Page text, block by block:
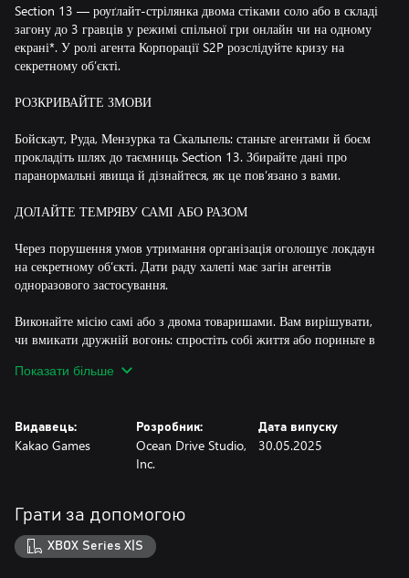
Section 13 — роуґлайт-стрілянка двома стіками соло або в складі
загону до 3 гравців у режимі спільної гри онлайн чи на одному
екрані*. У ролі агента Корпорації S2P розслідуйте кризу на
секретному об’єкті.
РОЗКРИВАЙТЕ ЗМОВИ
Бойскаут, Руда, Мензурка та Скальпель: станьте агентами й боєм
прокладіть шлях до таємниць Section 13. Збирайте дані про
паранормальні явища й дізнайтеся, як це пов’язано з вами.
ДОЛАЙТЕ ТЕМРЯВУ САМІ АБО РАЗОМ
Через порушення умов утримання організація оголошує локдаун
на секретному об’єкті. Дати раду халепі має загін агентів
одноразового застосування.
Виконайте місію самі або з двома товаришами. Вам вирішувати,
чи вмикати дружній вогонь: спростіть собі життя або пориньте в
Section 13 — об’єкт для утримання паранормальних явищ з
унікальними загрозами, які ви долатимете за допомогою розуму
Вас притисли до стіни? Вирвіться з оточення за допомогою
навички… або витягніть зброю і прорубайте вихід.
Показати більше
Видавець:
Kakao Games
Розробник:
Ocean Drive Studio,
Inc.
Дата випуску
30.05.2025
Грати за допомогою
XBOX Series X|S